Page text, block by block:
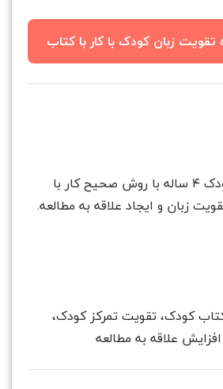
تقویت زبان کودک با کار با کتاب
تکنیک‌های یادگیری کودک ۴ ساله با روش صحیح کار با
زبان و ایجاد علاقه به مطالعه.
کودک، تقویت تمرکز کودک،
علاقه به مطالعه